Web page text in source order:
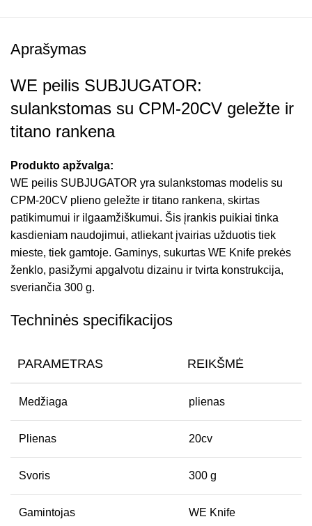
Aprašymas
WE peilis SUBJUGATOR:
sulankstomas su CPM-20CV geležte ir
titano rankena
Produkto apžvalga:
WE peilis SUBJUGATOR yra sulankstomas modelis su
CPM-20CV plieno geležte ir titano rankena, skirtas
patikimumui ir ilgaamžiškumui. Šis įrankis puikiai tinka
kasdieniam naudojimui, atliekant įvairias užduotis tiek
mieste, tiek gamtoje. Gaminys, sukurtas WE Knife prekės
ženklo, pasižymi apgalvotu dizainu ir tvirta konstrukcija,
sveriančia 300 g.
Techninės specifikacijos
PARAMETRAS REIKŠMĖ
Medžiaga plienas
Plienas 20cv
Svoris 300 g
Gamintojas WE Knife